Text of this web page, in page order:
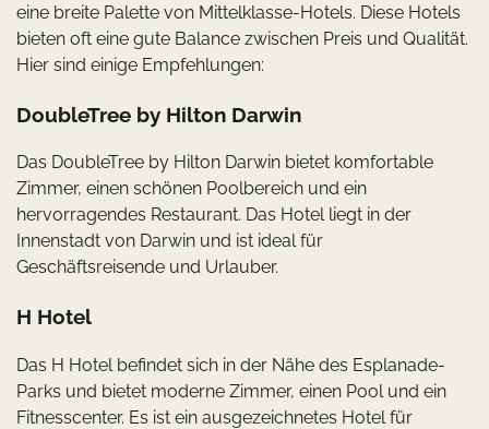
eine breite Palette von Mittelklasse-Hotels. Diese Hotels
bieten oft eine gute Balance zwischen Preis und Qualität.
Hier sind einige Empfehlungen:
DoubleTree by Hilton Darwin
Das DoubleTree by Hilton Darwin bietet komfortable
Zimmer, einen schönen Poolbereich und ein
hervorragendes Restaurant. Das Hotel liegt in der
Innenstadt von Darwin und ist ideal für
Geschäftsreisende und Urlauber.
H Hotel
Das H Hotel befindet sich in der Nähe des Esplanade-
Parks und bietet moderne Zimmer, einen Pool und ein
Fitnesscenter. Es ist ein ausgezeichnetes Hotel für